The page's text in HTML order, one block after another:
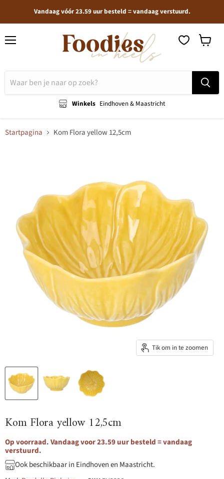
Vandaag vóór 23.59 uur besteld = vandaag verstuurd.
Winkels Eindhoven & Maastricht
Startpagina Kom Flora yellow 12,5cm
Tik om in te zoomen
Kom Flora yellow 12,5cm
Op voorraad. Vandaag voor 23.59 uur besteld = vandaag
verstuurd.
Ook beschikbaar in Eindhoven en Maastricht.